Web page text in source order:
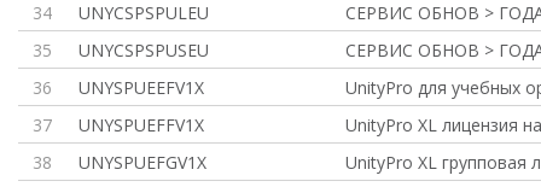
34
UNYCSPSPULEU
СЕРВИС ОБНОВ >
35
UNYCSPSPUSEU
СЕРВИС ОБНОВ >
36
UNYSPUEEFV1X
UnityPro для учебных
37
UNYSPUEFFV1X
UnityPro XL лицензия
38
UNYSPUEFGV1X
UnityPro XL групповая